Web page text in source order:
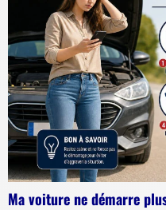
Ma voiture ne démarre